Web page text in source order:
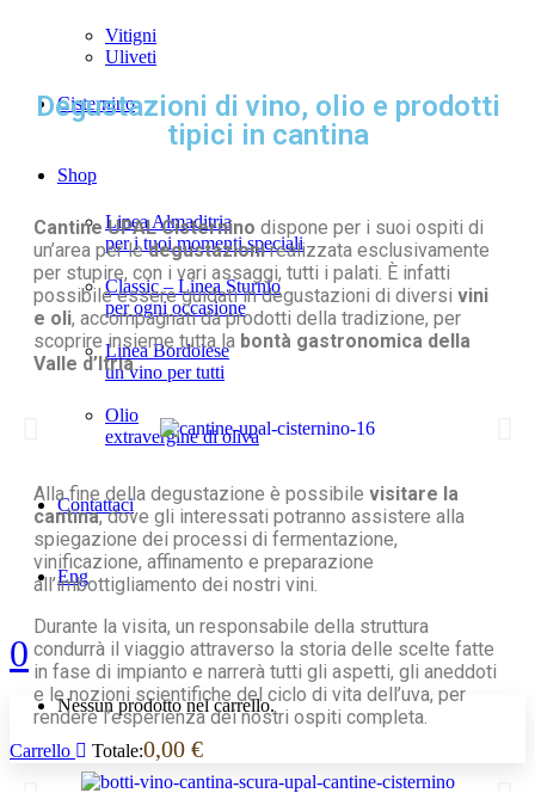
Vitigni
Uliveti
Cisternino
Shop
Linea Almaditria
per i tuoi momenti speciali
Classic – Linea Sturnio
per ogni occasione
Linea Bordolese
un vino per tutti
Olio
extravergine di oliva
Contattaci
Eng
0
Nessun prodotto nel carrello.
Carrello Totale:0,00 €
Degustazioni di vino, olio e prodotti
tipici in cantina
Cantine UPAL Cisternino dispone per i suoi ospiti di
un’area per ledegustazionirealizzata esclusivamente
per stupire, con i vari assaggi, tutti i palati. È infatti
possibile essere guidati in degustazioni di diversi vini
e oli, accompagnati da prodotti della tradizione, per
scoprire insieme tutta la bontà gastronomica della
Valle d’Itria.
Alla fine della degustazione è possibile visitare la
cantina, dove gli interessati potranno assistere alla
spiegazione dei processi di fermentazione,
vinificazione, affinamento e preparazione
all’imbottigliamento dei nostri vini.
Durante la visita, un responsabile della struttura
condurrà il viaggio attraverso la storia delle scelte fatte
in fase di impianto e narrerà tutti gli aspetti, gli aneddoti
e le nozioni scientifiche del ciclo di vita dell’uva, per
rendere l’esperienza dei nostri ospiti completa.